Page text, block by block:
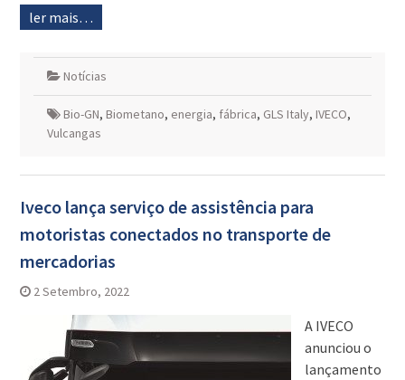
ler mais…
Notícias
Bio-GN, Biometano, energia, fábrica, GLS Italy, IVECO,
Vulcangas
Iveco lança serviço de assistência para
motoristas conectados no transporte de
mercadorias
2 Setembro, 2022
A IVECO
anunciou o
lançamento